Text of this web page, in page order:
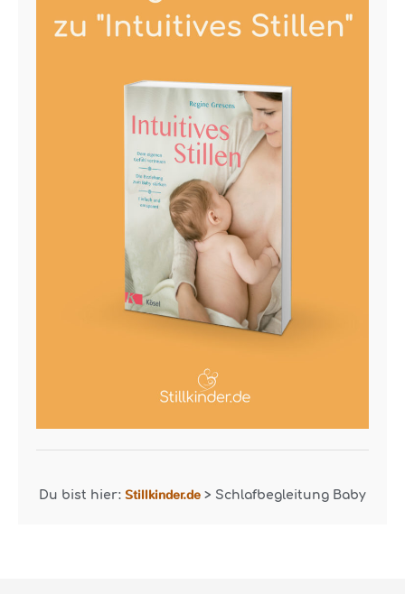
Du bist hier: Stillkinder.de > Schlafbegleitung Baby